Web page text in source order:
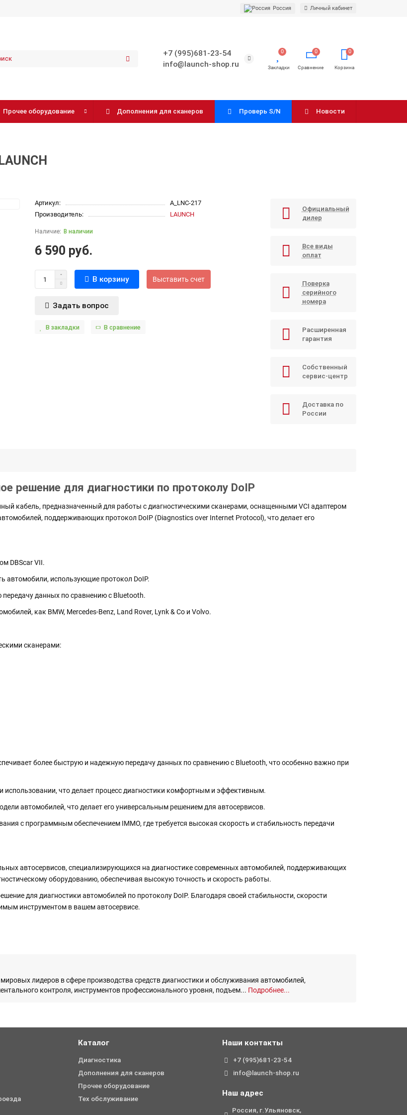
Россия Личный кабинет
+7 (995)681-23-54
info@launch-shop.ru
0 0 0
Прочее оборудование Дополнения для сканеров Проверь S/N Новости
Артикул:
A_LNC-217
Производитель:
LAUNCH
В наличии
6 590 руб.
В корзину Выставить счет
Задать вопрос
В закладки В сравнение
Официальный
дилер
Все виды
оплат
Поверка
серийного
номера
Расширенная
гарантия
Собственный
сервис-центр
Доставка по
России
решение для диагностики по протоколу DoIP
кабель, предназначенный для работы с диагностическими сканерами, оснащенными VCI адаптером
поддерживающих протокол DoIP (Diagnostics over Internet Protocol), что делает его
DBScar VII.
автомобили, использующие протокол DoIP.
данных по сравнению с Bluetooth.
как BMW, Mercedes-Benz, Land Rover, Lynk & Co и Volvo.
сканерами:
более быструю и надежную передачу данных по сравнению с Bluetooth, что особенно важно при
использовании, что делает процесс диагностики комфортным и эффективным.
автомобилей, что делает его универсальным решением для автосервисов.
с программным обеспечением IMMO, где требуется высокая скорость и стабильность передачи
автосервисов, специализирующихся на диагностике современных автомобилей, поддерживающих
оборудованию, обеспечивая высокую точность и скорость работы.
для диагностики автомобилей по протоколу DoIP. Благодаря своей стабильности, скорости
инструментом в вашем автосервисе.
лидеров в сфере производства средств диагностики и обслуживания автомобилей,
контроля, инструментов профессионального уровня, подъем... Подробнее...
Каталог
Диагностика
Дополнения для сканеров
Прочее оборудование
Тех обслуживание
Наши контакты
+7 (995)681-23-54
info@launch-shop.ru
Наш адрес
Россия, г.Ульяновск,